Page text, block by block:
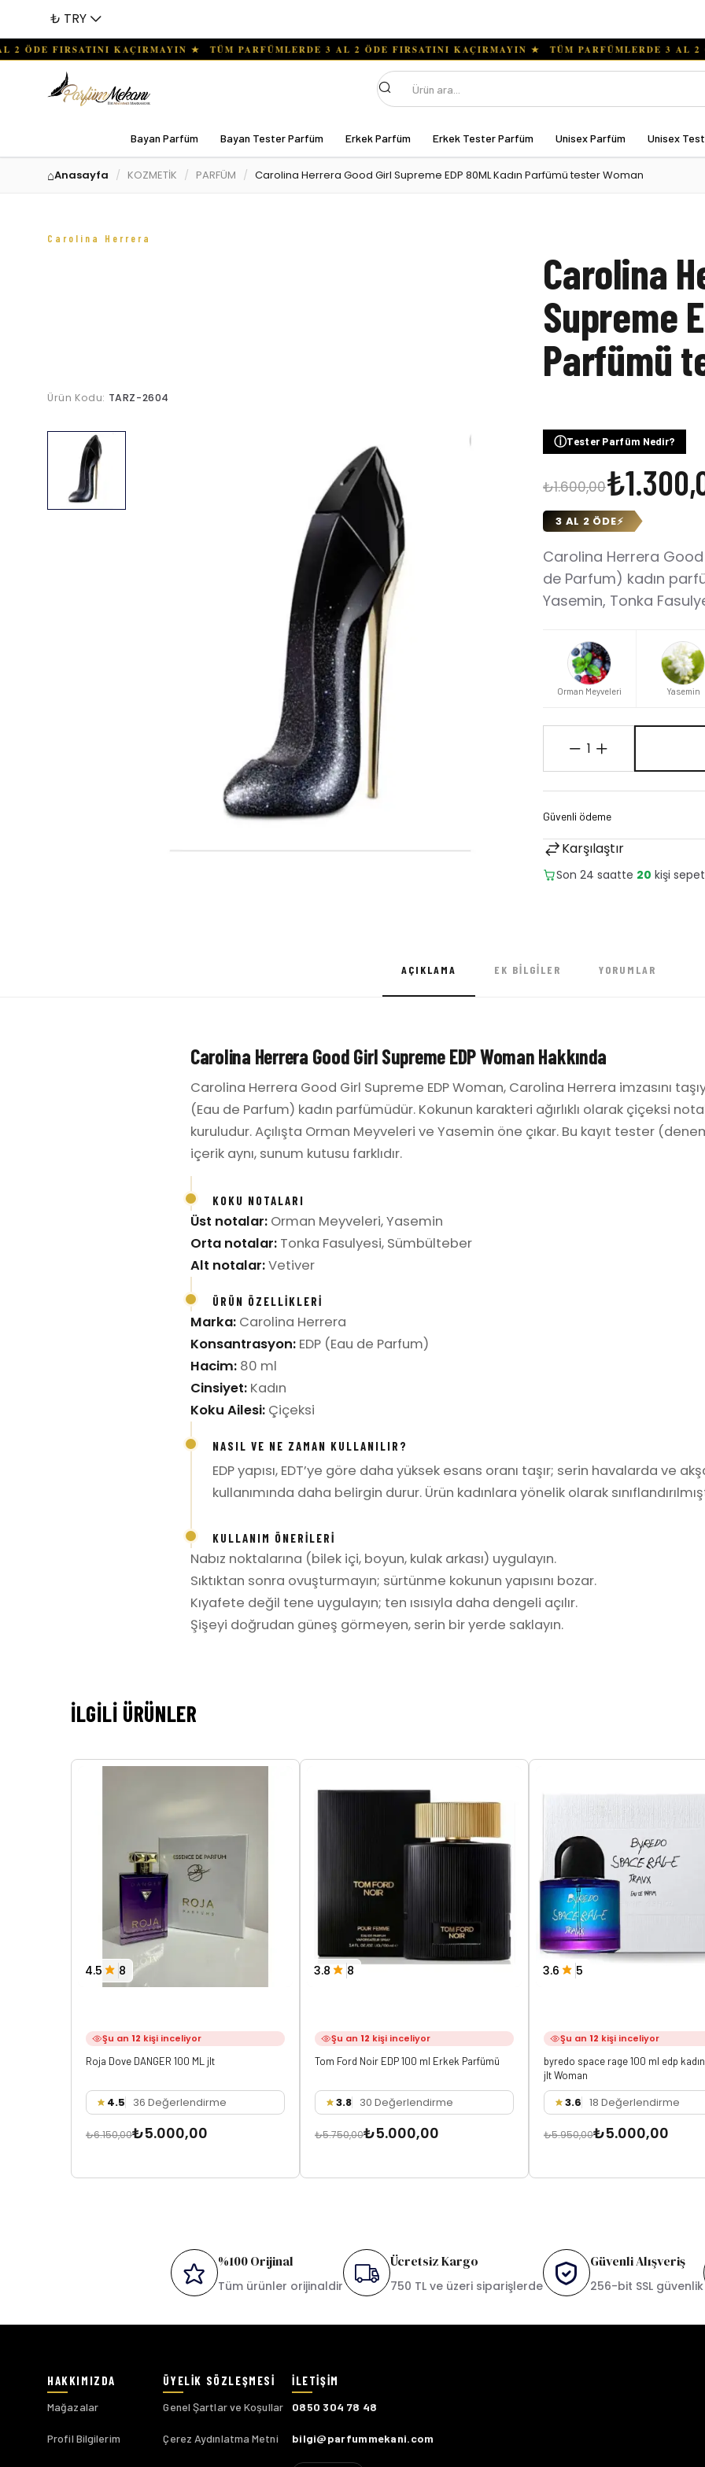
₺ TRY
Bayan Parfüm Bayan Tester Parfüm Erkek Parfüm Erkek Tester Parfüm Unisex Parfüm Unisex
Ara
Anasayfa KOZMETİK PARFÜM Carolina Herrera Good Girl Supreme EDP 80ML Kadın Parfümü tester Woman
Carolina Herrera
Carolina
Supreme
Parfümü
Ürün Kodu: TARZ-2604
Son 24 saatte 5adet
ⓘTester Parfüm Nedir?
₺1.600,00
3 AL 2 ÖDE⚡
Carolina Herrera Good
de Parfum) kadın
Yasemin, Tonka
Orman Meyveleri Yasemin
1
Karşılaştır
AÇIKLAMA EK BILGILER YORUMLAR
Carolina Herrera Good Girl Supreme EDP Woman Hakkında
Carolina Herrera Good Girl Supreme EDP Woman, Carolina Herrera imzasını
(Eau de Parfum) kadın parfümüdür. Kokunun karakteri ağırlıklı olarak çiçeksi
kuruludur. Açılışta Orman Meyveleri ve Yasemin öne çıkar. Bu kayıt tester
içerik aynı, sunum kutusu farklıdır.
KOKU NOTALARI
Üst notalar: Orman Meyveleri, Yasemin
Orta notalar: Tonka Fasulyesi, Sümbülteber
Alt notalar:Vetiver
ÜRÜN ÖZELLIKLERI
Marka: Carolina Herrera
Konsantrasyon: EDP (Eau de Parfum)
Hacim: 80 ml
Cinsiyet: Kadın
Koku Ailesi: Çiçeksi
NASIL VE NE ZAMAN KULLANILIR?
EDP yapısı, EDT’ye göre daha yüksek esans oranı taşır; serin havalarda ve
kullanımında daha belirgin durur. Ürün kadınlara yönelik olarak
KULLANIM ÖNERILERI
Nabız noktalarına (bilek içi, boyun, kulak arkası) uygulayın.
Sıktıktan sonra ovuşturmayın; sürtünme kokunun yapısını bozar.
Kıyafete değil tene uygulayın; ten ısısıyla daha dengeli açılır.
Şişeyi doğrudan güneş görmeyen, serin bir yerde saklayın.
İLGILI ÜRÜNLER
4.5 8
Şu an 12 kişi inceliyor
Roja Dove DANGER 100 ML jlt
4.5 36 Değerlendirme
₺6.150,00₺5.000,00
3.8 8
Şu an 12 kişi inceliyor
Tom Ford Noir EDP 100 ml Erkek Parfümü
3.8 30 Değerlendirme
₺5.750,00₺5.000,00
3.6 5
Şu an 12 kişi inceliyor
byredo space rage 100 ml edp
jlt Woman
3.6 18 Değerlendirme
₺5.950,00₺5.000,00
%100 Orijinal
Tüm ürünler orijinaldir
Ücretsiz Kargo
750 TL ve üzeri siparişlerde
Güvenli Alışveriş
256-bit SSL güvenlik
Mağazalar
Profil Bilgilerim
Genel Şartlar ve Koşullar
Çerez Aydınlatma Metni
0850 304 78 48
bilgi@parfummekani.com